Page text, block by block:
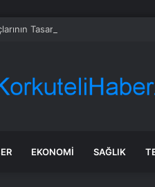
Tasarımını 30 Yıl Sonra
EKONOMI SAĞLIK